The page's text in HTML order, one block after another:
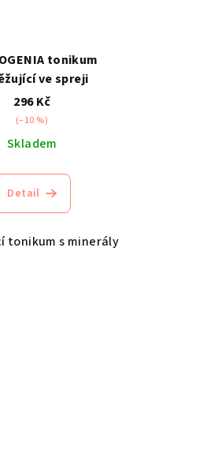
tonikum
ve spreji
296 Kč
(–10 %)
Skladem
Detail
tonikum s minerály